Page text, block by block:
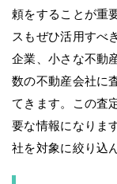
頼をすることが重
スもぜひ活用すべ
企業、小さな不動
数の不動産会社に
てきます。この査
要な情報になりま
社を対象に絞り込